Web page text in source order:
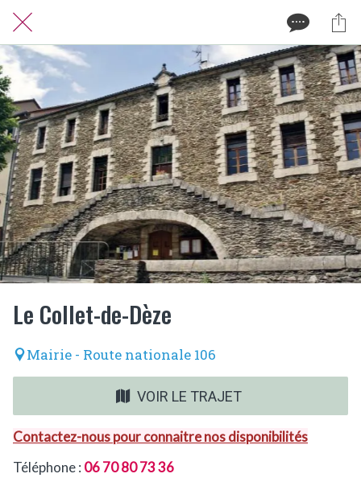
Le Collet-de-Dèze
Mairie - Route nationale 106
VOIR LE TRAJET
Contactez-nous pour connaitre nos disponibilités
Téléphone : 06 70 80 73 36